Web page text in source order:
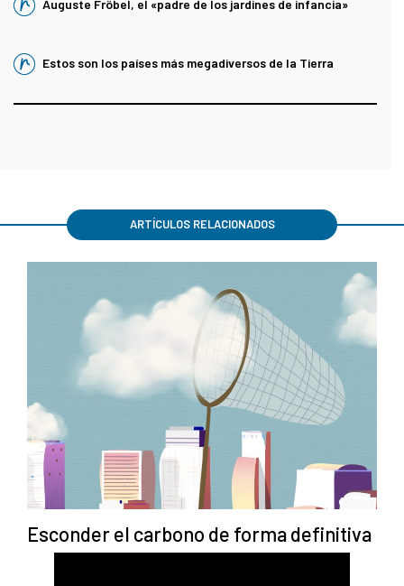
Auguste Fröbel, el «padre de los jardines de infancia»
Estos son los países más megadiversos de la Tierra
ARTÍCULOS RELACIONADOS
Esconder el carbono de forma definitiva